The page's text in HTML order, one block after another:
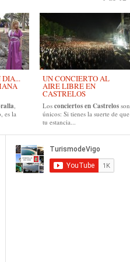
DIA...
,
es la
UN CONCIERTO AL
AIRE LIBRE EN
CASTRELOS
Los conciertos en Castrelos son
únicos: Si tienes la suerte de que
tu estancia...